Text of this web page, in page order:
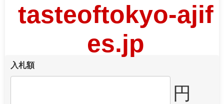
tasteoftokyo-ajif
es.jp
入札額
円